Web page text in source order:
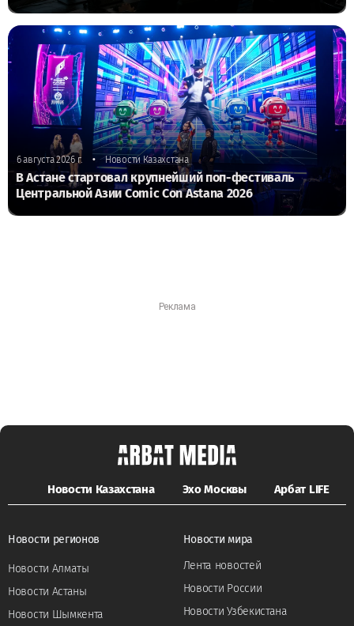
6 августа 2026 г. • Новости Казахстана
В Астане стартовал крупнейший поп-фестиваль
Центральной Азии Comic Con Astana 2026
Новости Казахстана Эхо Москвы Арбат LIFE
Новости регионов
Новости Алматы
Новости Астаны
Новости Шымкента
Новости мира
Лента новостей
Новости России
Новости Узбекистана